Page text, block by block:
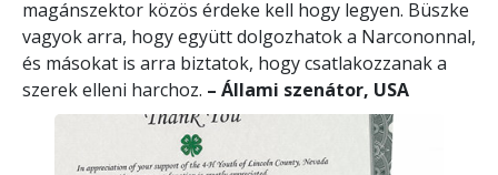
magánszektor közös érdeke kell hogy legyen. Büszke
vagyok arra, hogy együtt dolgozhatok a Narcononnal,
és másokat is arra biztatok, hogy csatlakozzanak a
szerek elleni harchoz. – Állami szenátor, USA